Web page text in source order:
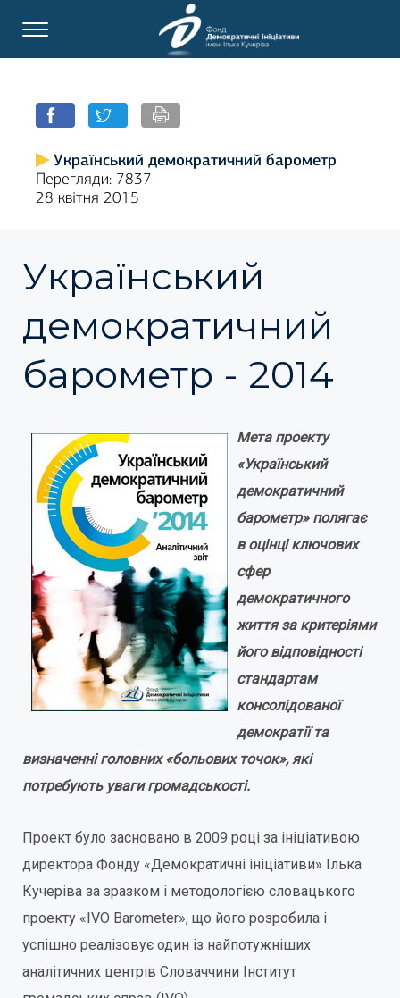
Український демократичний барометр
Перегляди: 7837
28 квітня 2015
Український
демократичний
барометр - 2014
Мета проекту
«Український
демократичний
барометр» полягає
в оцінці ключових
сфер
демократичного
життя за критеріями
його відповідності
стандартам
консолідованої
демократії та
визначенні головних «больових точок», які
потребують уваги громадськості.
Проект було засновано в 2009 році за ініціативою
директора Фонду «Демократичні ініціативи» Ілька
Кучеріва за зразком і методологією словацького
проекту «IVO Barometer», що його розробила і
успішно реалізовує один із найпотужніших
аналітичних центрів Словаччини Інститут